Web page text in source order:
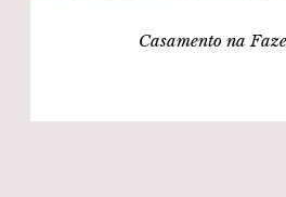
Casamento na